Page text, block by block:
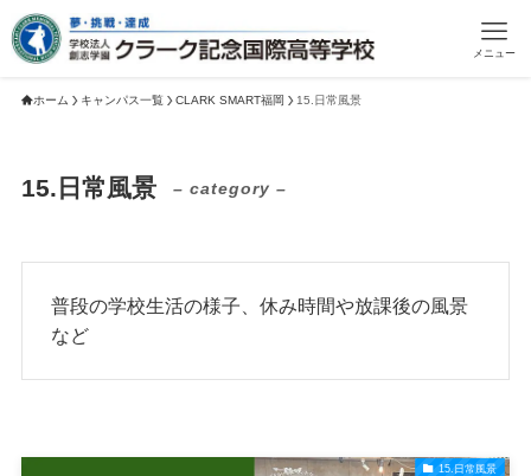
メニュー
ホーム キャンパス一覧 CLARK SMART福岡 15.日常風景
15.日常風景 – category –
普段の学校生活の様子、休み時間や放課後の風景
など
15.日常風景